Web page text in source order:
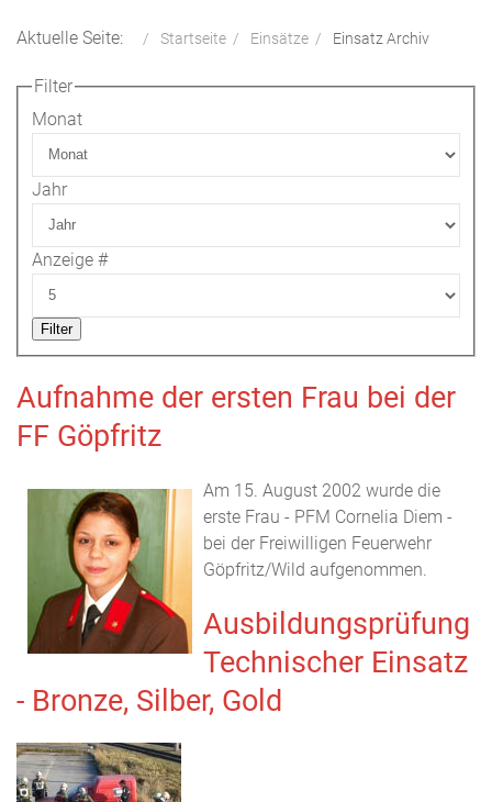
Aktuelle Seite: Startseite Einsätze Einsatz Archiv
Filter
Monat
Jahr
Anzeige #
Filter
Aufnahme der ersten Frau bei der
FF Göpfritz
Am 15. August 2002 wurde die
erste Frau - PFM Cornelia Diem -
bei der Freiwilligen Feuerwehr
Göpfritz/Wild aufgenommen.
Ausbildungsprüfung
Technischer Einsatz
- Bronze, Silber, Gold